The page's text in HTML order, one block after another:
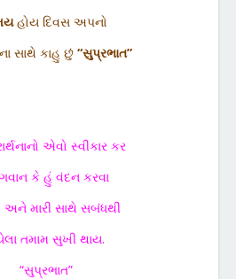
હોય દિવસ અપનો
સાથે કાહુ છું “સુપ્રભાત”
એવો સ્વીકાર કર
કે હું વંદન કરવા
અને મારી સાથે સબંધથી
તમામ સુખી થાય.
“સુપ્રભાત”